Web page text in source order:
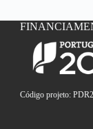
Código projeto: